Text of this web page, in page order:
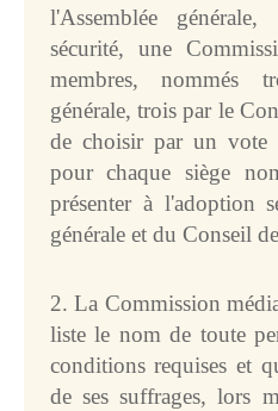
l'Assemblée
sécurité, une
membres, nommés
générale, trois par le
de choisir par un vote
pour chaque siège
présenter à l'adoption
générale et du Conseil
2. La Commission
liste le nom de toute
conditions requises et
de ses suffrages, lors